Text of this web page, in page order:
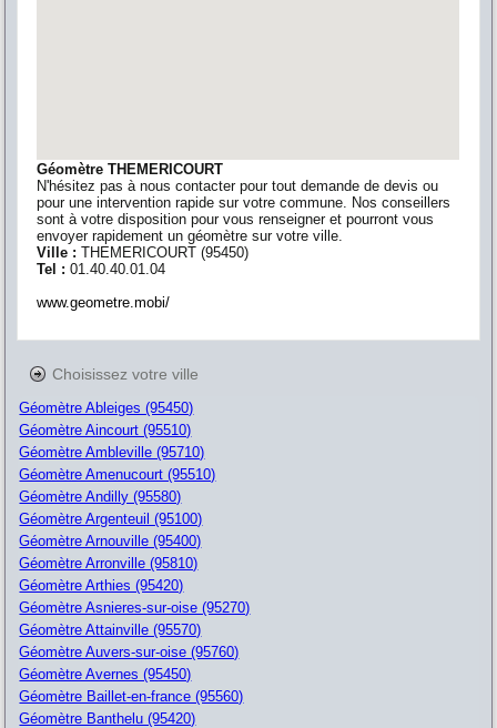
Géomètre THEMERICOURT
N'hésitez pas à nous contacter pour tout demande de devis ou
pour une intervention rapide sur votre commune. Nos conseillers
sont à votre disposition pour vous renseigner et pourront vous
envoyer rapidement un géomètre sur votre ville.
Ville :THEMERICOURT (95450)
Tel :01.40.40.01.04
www.geometre.mobi/
Choisissez votre ville
Géomètre Ableiges (95450)
Géomètre Aincourt (95510)
Géomètre Ambleville (95710)
Géomètre Amenucourt (95510)
Géomètre Andilly (95580)
Géomètre Argenteuil (95100)
Géomètre Arnouville (95400)
Géomètre Arronville (95810)
Géomètre Arthies (95420)
Géomètre Asnieres-sur-oise (95270)
Géomètre Attainville (95570)
Géomètre Auvers-sur-oise (95760)
Géomètre Avernes (95450)
Géomètre Baillet-en-france (95560)
Géomètre Banthelu (95420)